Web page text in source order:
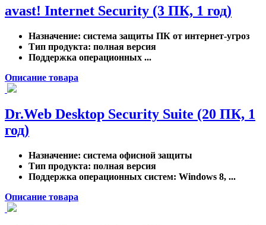
avast! Internet Security (3 ПК, 1 год)
Назначение: система защиты ПК от интернет-угроз
Тип продукта: полная версия
Поддержка операционных ...
Описание товара
Dr.Web Desktop Security Suite (20 ПК, 1
год)
Назначение: система офисной защиты
Тип продукта: полная версия
Поддержка операционных систем: Windows 8, ...
Описание товара